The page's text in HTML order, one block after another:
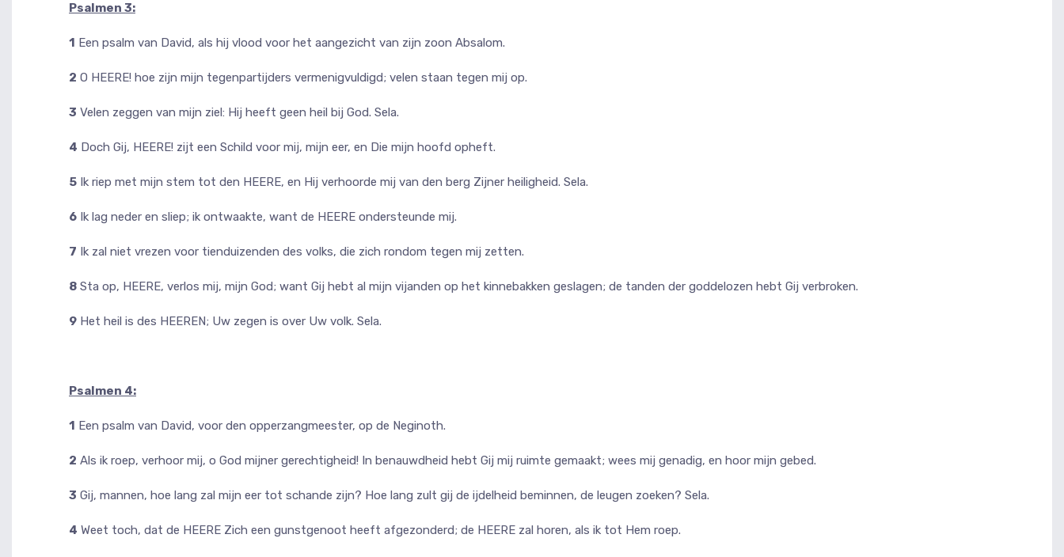
Psalmen 3:
1 Een psalm van David, als hij vlood voor het aangezicht van zijn zoon Absalom.
2 O HEERE! hoe zijn mijn tegenpartijders vermenigvuldigd; velen staan tegen mij op.
3 Velen zeggen van mijn ziel: Hij heeft geen heil bij God. Sela.
4 Doch Gij, HEERE! zijt een Schild voor mij, mijn eer, en Die mijn hoofd opheft.
5 Ik riep met mijn stem tot den HEERE, en Hij verhoorde mij van den berg Zijner heiligheid. Sela.
6 Ik lag neder en sliep; ik ontwaakte, want de HEERE ondersteunde mij.
7 Ik zal niet vrezen voor tienduizenden des volks, die zich rondom tegen mij zetten.
8 Sta op, HEERE, verlos mij, mijn God; want Gij hebt al mijn vijanden op het kinnebakken geslagen; de tanden der goddelozen hebt Gij verbroken.
9 Het heil is des HEEREN; Uw zegen is over Uw volk. Sela.
Psalmen 4:
1 Een psalm van David, voor den opperzangmeester, op de Neginoth.
2 Als ik roep, verhoor mij, o God mijner gerechtigheid! In benauwdheid hebt Gij mij ruimte gemaakt; wees mij genadig, en hoor mijn gebed.
3 Gij, mannen, hoe lang zal mijn eer tot schande zijn? Hoe lang zult gij de ijdelheid beminnen, de leugen zoeken? Sela.
4 Weet toch, dat de HEERE Zich een gunstgenoot heeft afgezonderd; de HEERE zal horen, als ik tot Hem roep.